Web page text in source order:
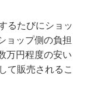
るたびにショッ
ョップ側の負担
万円程度の安い
て販売されるこ